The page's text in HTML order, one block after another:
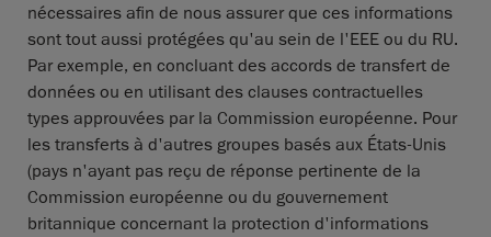
nécessaires afin de nous assurer que ces informations
sont tout aussi protégées qu'au sein de l'EEE ou du RU.
Par exemple, en concluant des accords de transfert de
données ou en utilisant des clauses contractuelles
types approuvées par la Commission européenne. Pour
les transferts à d'autres groupes basés aux États-Unis
(pays n'ayant pas reçu de réponse pertinente de la
Commission européenne ou du gouvernement
britannique concernant la protection d'informations